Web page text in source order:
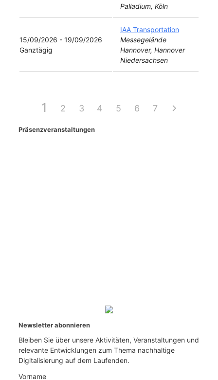
Palladium, Köln
15/09/2026 - 19/09/2026
Ganztägig
IAA Transportation
Messegelände
Hannover, Hannover
Niedersachsen
1 2 3 4 5 6 7
Präsenzveranstaltungen
Newsletter abonnieren
Bleiben Sie über unsere Aktivitäten, Veranstaltungen und
relevante Entwicklungen zum Thema nachhaltige
Digitalisierung auf dem Laufenden.
Vorname